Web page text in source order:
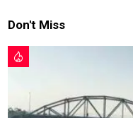
Don't Miss